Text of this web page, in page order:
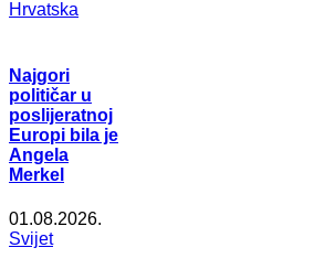
Hrvatska
Najgori
političar u
poslijeratnoj
Europi bila je
Angela
Merkel
01.08.2026.
Svijet